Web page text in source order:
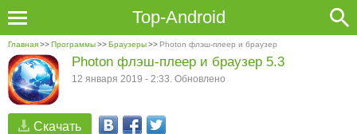
Top-Android
Главная>>Программы>>Браузеры>> Photon флэш-плеер и браузер
Скачать
Photon флэш-плеер и браузер 5.3
12 января 2019 - 2:33. Обновлено